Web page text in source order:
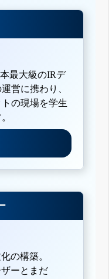
最大級のIRデ
営に携わり、
の現場を学生
の構築。
ーとまだ